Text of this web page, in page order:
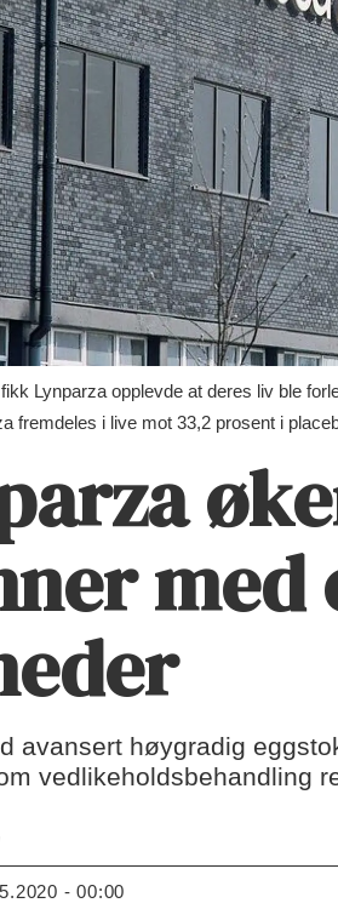
Lynparza opplevde at deres liv ble
fremdeles i live mot 33,2 prosent i
med
avansert høygradig
vedlikeholdsbehandling
- 00:00